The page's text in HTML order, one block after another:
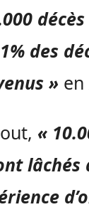
des
»
«
lâchés